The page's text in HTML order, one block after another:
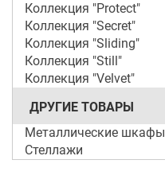
Коллекция "Protect"
Коллекция "Secret"
Коллекция "Sliding"
Коллекция "Still"
Коллекция "Velvet"
ДРУГИЕ ТОВАРЫ
Металлические шкафы
Стеллажи